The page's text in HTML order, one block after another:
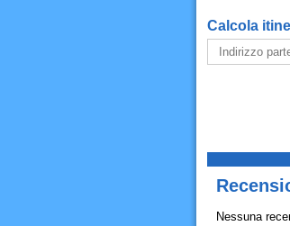
Calcola
Nessuna